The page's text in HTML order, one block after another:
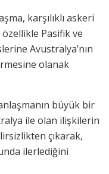
karşılıklı askeri
Pasifik ve
Avustralya’nın
olanak
büyük bir
ile olan ilişkilerin
çıkarak,
ilerlediğini